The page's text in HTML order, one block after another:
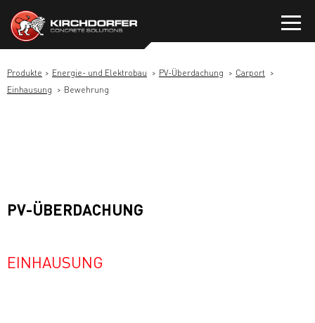
Inhalt
springen
Produkte Energie- und Elektrobau PV-Überdachung
Carport
Einhausung
Bewehrung
PV-ÜBERDACHUNG
EINHAUSUNG